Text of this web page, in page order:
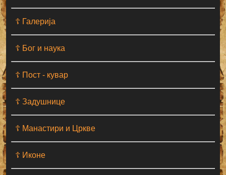
☦ Галерија
☦ Бог и наука
☦ Пост - кувар
☦ Задушнице
☦ Манастири и Цркве
☦ Иконе